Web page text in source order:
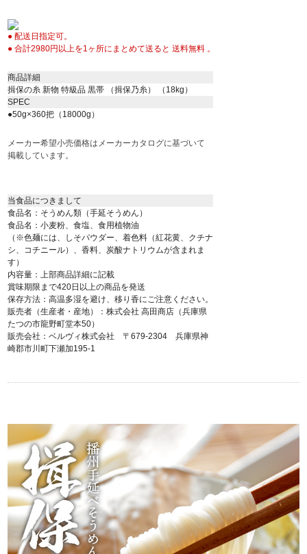
● 配送日指定可。
● 合計2980円以上を1ヶ所にまとめて送ると 送料無料 。
商品詳細
揖保の糸 新物 特級品 黒帯 （揖保乃糸） （18kg）
SPEC
●50g×360把（18000g）
メーカー希望小売価格はメーカーカタログに基づいて
掲載しています。
当食品につきまして
食品名：そうめん類（手延そうめん）
食品名：小麦粉、食塩、食用植物油
（※色麺には、しそパウダー、着色料（紅花黄、クチナ
シ、コチニール）、香料、炭酸ナトリウムが含まれま
す）
内容量：上部商品詳細に記載
賞味期限まで420日以上の商品を発送
保存方法：高温多湿を避け、移り香にご注意ください。
販売者（生産者・産地）：株式会社 高田商店（兵庫県
たつの市龍野町堂本50）
販売会社：ベルヴィ株式会社 〒679-2304 兵庫県神
崎郡市川町下瀬加195-1